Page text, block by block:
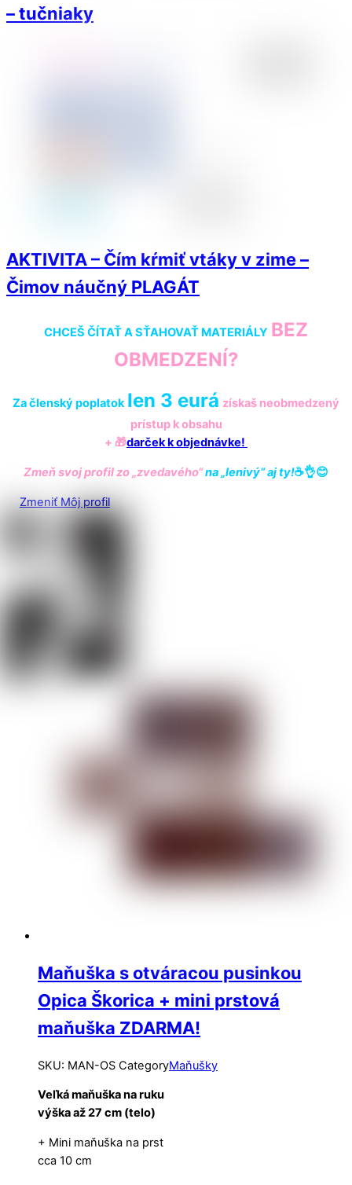
– tučniaky
AKTIVITA – Čím kŕmiť vtáky v zime –
Čimov náučný PLAGÁT
CHCEŠ ČÍTAŤ A SŤAHOVAŤ MATERIÁLY BEZ
OBMEDZENÍ?
Za členský poplatok len 3 eurá získaš neobmedzený
prístup k obsahu
+ 🎁darček k objednávke!
Zmeň svoj profil zo „zvedavého“na „lenivý“ aj ty!☕️👌😊
Zmeniť Môj profil
Maňuška s otváracou pusinkou
Opica Škorica + mini prstová
maňuška ZDARMA!
SKU: MAN-OS CategoryMaňušky
Veľká maňuška na ruku
výška až 27 cm (telo)
+ Mini maňuška na prst
cca 10 cm